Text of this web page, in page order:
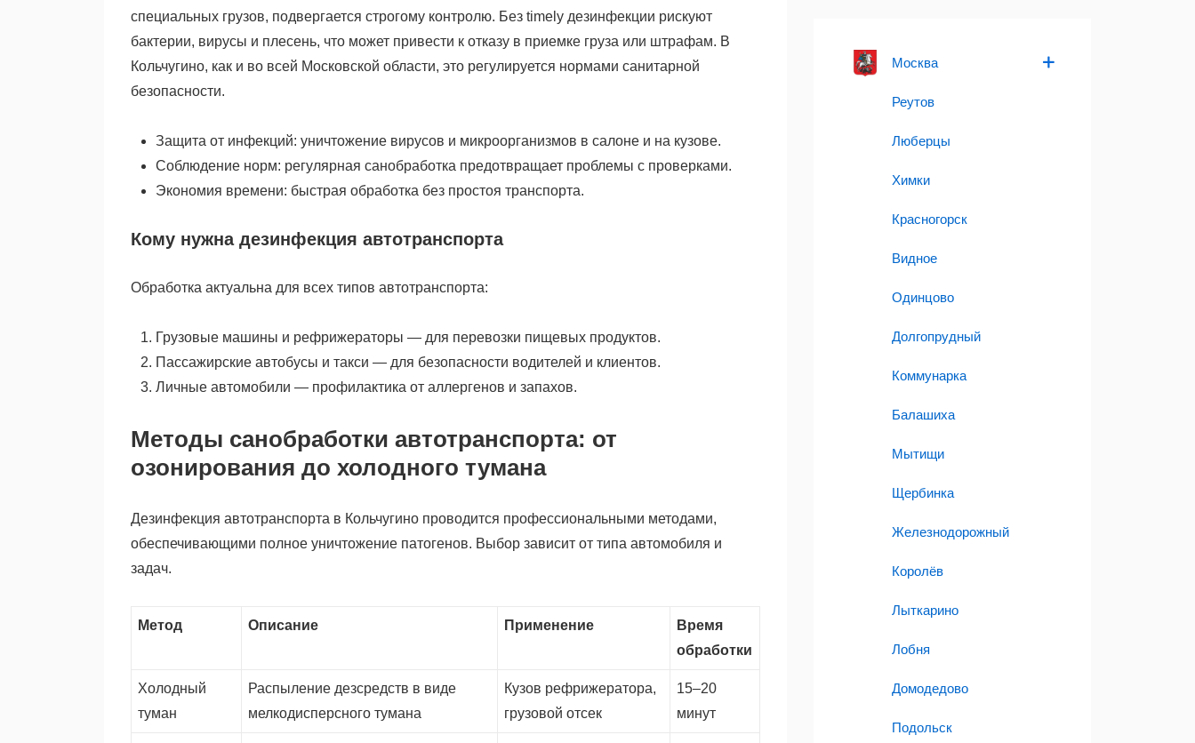
специальных грузов, подвергается строгому контролю. Без timely дезинфекции рискуют
бактерии, вирусы и плесень, что может привести к отказу в приемке груза или штрафам. В
Кольчугино, как и во всей Московской области, это регулируется нормами санитарной
безопасности.
Защита от инфекций: уничтожение вирусов и микроорганизмов в салоне и на кузове.
Соблюдение норм: регулярная санобработка предотвращает проблемы с проверками.
Экономия времени: быстрая обработка без простоя транспорта.
Кому нужна дезинфекция автотранспорта
Обработка актуальна для всех типов автотранспорта:
Грузовые машины и рефрижераторы — для перевозки пищевых продуктов.
Пассажирские автобусы и такси — для безопасности водителей и клиентов.
Личные автомобили — профилактика от аллергенов и запахов.
Методы санобработки автотранспорта: от
озонирования до холодного тумана
Дезинфекция автотранспорта в Кольчугино проводится профессиональными методами,
обеспечивающими полное уничтожение патогенов. Выбор зависит от типа автомобиля и
задач.
Метод Описание Применение
Время
обработки
Холодный
туман
Распыление дезсредств в виде
мелкодисперсного тумана
Кузов рефрижератора,
грузовой отсек
15–20
минут
Москва
Реутов
Люберцы
Химки
Красногорск
Видное
Одинцово
Долгопрудный
Коммунарка
Балашиха
Мытищи
Щербинка
Железнодорожный
Королёв
Лыткарино
Лобня
Домодедово
Подольск